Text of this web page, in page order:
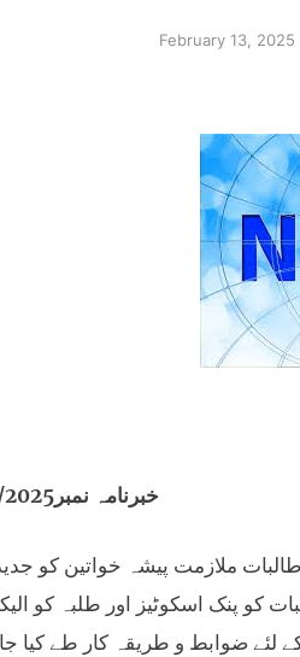
February 13, 2025
خبرنامہ نمبر1068/2025کوئٹہ13 فروری ۔
ملازمت پیشہ خواتین کو
پنک اسکوٹیز اور طلبہ کو
ضوابط و طریقہ کار طے کیا